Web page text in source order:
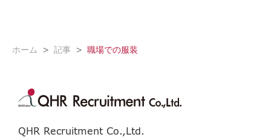
ホーム 記事 職場での服装
QHR Recruitment Co.,Ltd.